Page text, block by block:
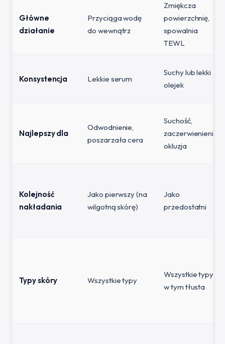
Główne
działanie
Przyciąga wodę
do wewnątrz
Zmiękcza
powierzchnię,
spowalnia
TEWL
Konsystencja Lekkie serum
Suchy lub lekki
olejek
Najlepszy dla
Odwodnienie,
poszarzała cera
Suchość,
zaczerwienienie,
okluzja
Kolejność
nakładania
Jako pierwszy (na
wilgotną skórę)
Jako
przedostatni
Typy skóry Wszystkie typy
Wszystkie typy,
w tym tłusta